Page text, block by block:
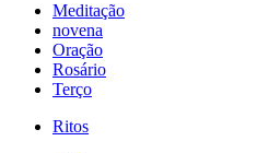
Meditação
novena
Oração
Rosário
Terço
Ritos